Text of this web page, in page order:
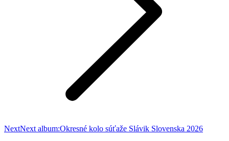
NextNext album:Okresné kolo súťaže Slávik Slovenska 2026